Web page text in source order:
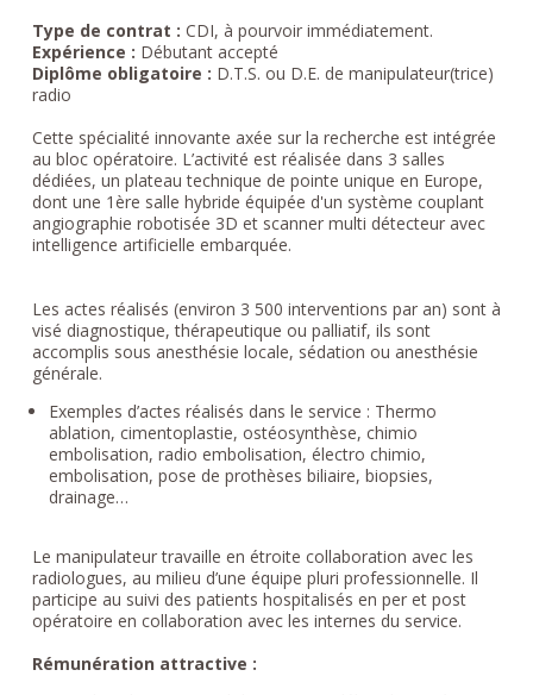
Type de contrat : CDI, à pourvoir immédiatement.
Expérience : Débutant accepté
Diplôme obligatoire : D.T.S. ou D.E. de manipulateur(trice)
radio
Cette spécialité innovante axée sur la recherche est intégrée
au bloc opératoire. L’activité est réalisée dans 3 salles
dédiées, un plateau technique de pointe unique en Europe,
dont une 1ère salle hybride équipée d'un système couplant
angiographie robotisée 3D et scanner multi détecteur avec
intelligence artificielle embarquée.
Les actes réalisés (environ 3 500 interventions par an) sont à
visé diagnostique, thérapeutique ou palliatif, ils sont
accomplis sous anesthésie locale, sédation ou anesthésie
générale.
Exemples d’actes réalisés dans le service : Thermo
ablation, cimentoplastie, ostéosynthèse, chimio
embolisation, radio embolisation, électro chimio,
embolisation, pose de prothèses biliaire, biopsies,
drainage…
Le manipulateur travaille en étroite collaboration avec les
radiologues, au milieu d’une équipe pluri professionnelle. Il
participe au suivi des patients hospitalisés en per et post
opératoire en collaboration avec les internes du service.
Rémunération attractive :